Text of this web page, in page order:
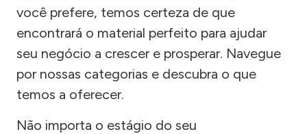
você prefere, temos certeza de que
encontrará o material perfeito para ajudar
seu negócio a crescer e prosperar. Navegue
por nossas categorias e descubra o que
temos a oferecer.
Não importa o estágio do seu